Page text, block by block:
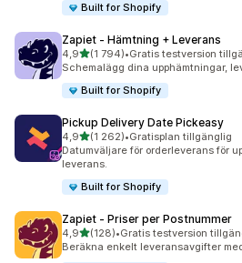
Built for Shopify
Zapiet ‑ Hämtning + Leverans
4,9av 5 stjärnor
(1 794)
1794 recensioner totalt
•Gratis testversion
Schemalägg dina upphämtningar,
Built for Shopify
Pickup Delivery Date Pickeasy
4,9av 5 stjärnor
(1 262)
1262 recensioner totalt
•Gratisplan tillgänglig
Datumväljare för orderleverans för
leverans.
Built for Shopify
Zapiet ‑ Priser per Postnummer
4,9av 5 stjärnor
(128)
128 recensioner totalt
•Gratis testversion
Beräkna enkelt leveransavgifter